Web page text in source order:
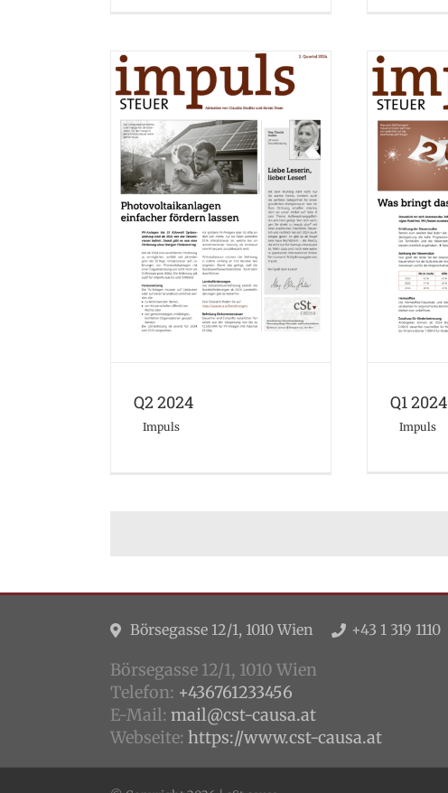
Q2 2024
Impuls
Q2 2024
Impuls
Q1 2024
Impuls
Börsegasse 12/1, 1010 Wien +43 1 319 1110
Börsegasse 12/1, 1010 Wien
Telefon: +436761233456
E-Mail: mail@cst-causa.at
Webseite: https://www.cst-causa.at